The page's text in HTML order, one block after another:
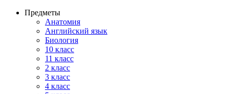
Предметы
Анатомия
Английский язык
Биология
10 класс
11 класс
2 класс
3 класс
4 класс